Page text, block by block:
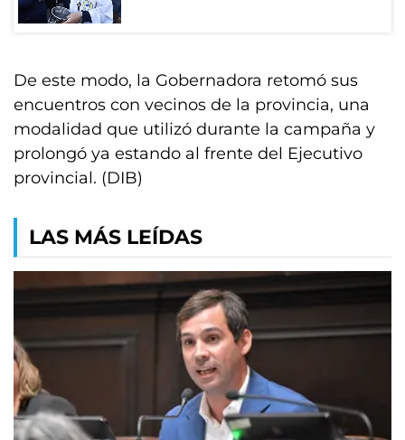
De este modo, la Gobernadora retomó sus
encuentros con vecinos de la provincia, una
modalidad que utilizó durante la campaña y
prolongó ya estando al frente del Ejecutivo
provincial. (DIB)
LAS MÁS LEÍDAS